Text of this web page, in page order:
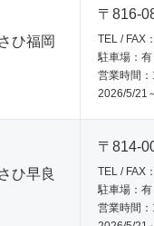
ス
(ビンディングシ
車
電動
ルイ
ひ福岡
〒816-
TEL / FAX
駐車場：有
営業時間
2026/5/21
ひ早良
〒814-
TEL / FAX
駐車場：有
営業時間